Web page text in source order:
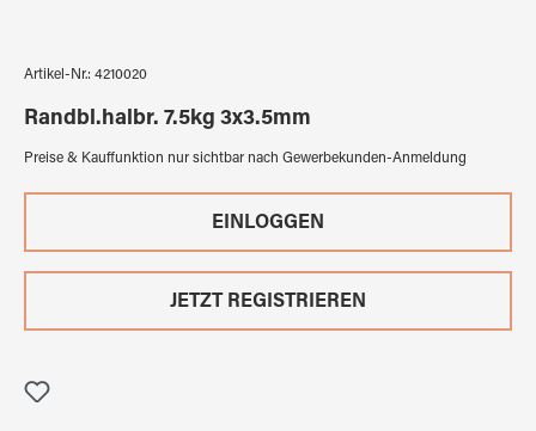
Artikel-Nr.: 4210020
Randbl.halbr. 7.5kg 3x3.5mm
Preise & Kauffunktion nur sichtbar nach Gewerbekunden-Anmeldung
EINLOGGEN
JETZT REGISTRIEREN